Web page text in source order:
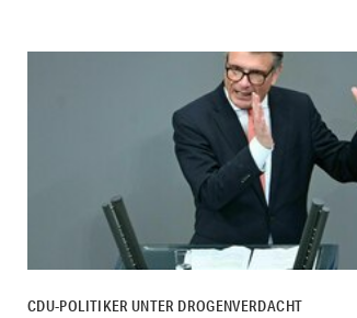
CDU-POLITIKER UNTER DROGENVERDACHT